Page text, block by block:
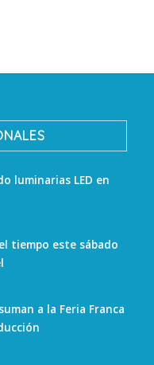
luminarias LED en
tiempo este sábado
a la Feria Franca